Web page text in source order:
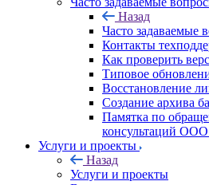
Назад
Часто задаваемые
Контакты
Как проверить
Типовое
Восстановление
Создание архива
Памятка по
консультаций
Услуги и проекты
Назад
Услуги и проекты